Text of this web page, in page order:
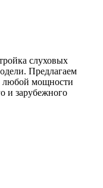
слуховых
Предлагаем
любой мощности
и зарубежного